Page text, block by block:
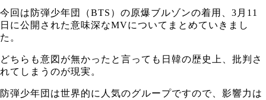
今回は防弾少年団（BTS）の原爆ブルゾンの着用、3月11
日に公開された意味深なMVについてまとめていきまし
た。
どちらも意図が無かったと言っても日韓の歴史上、批判さ
れてしまうのが現実。
防弾少年団は世界的に人気のグループですので、影響力は